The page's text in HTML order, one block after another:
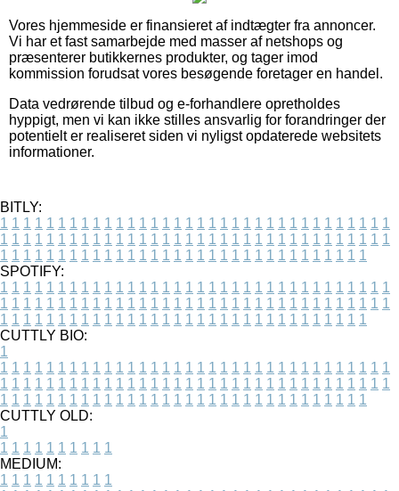
Vores hjemmeside er finansieret af indtægter fra annoncer.
Vi har et fast samarbejde med masser af netshops og
præsenterer butikkernes produkter, og tager imod
kommission forudsat vores besøgende foretager en handel.
Data vedrørende tilbud og e-forhandlere opretholdes
hyppigt, men vi kan ikke stilles ansvarlig for forandringer der
potentielt er realiseret siden vi nyligst opdaterede websitets
informationer.
BITLY:
1 1 1 1 1 1 1 1 1 1 1 1 1 1 1 1 1 1 1 1 1 1 1 1 1 1 1 1 1 1 1 1 1 1
1 1 1 1 1 1 1 1 1 1 1 1 1 1 1 1 1 1 1 1 1 1 1 1 1 1 1 1 1 1 1 1 1 1
1 1 1 1 1 1 1 1 1 1 1 1 1 1 1 1 1 1 1 1 1 1 1 1 1 1 1 1 1 1 1 1
SPOTIFY:
1 1 1 1 1 1 1 1 1 1 1 1 1 1 1 1 1 1 1 1 1 1 1 1 1 1 1 1 1 1 1 1 1 1
1 1 1 1 1 1 1 1 1 1 1 1 1 1 1 1 1 1 1 1 1 1 1 1 1 1 1 1 1 1 1 1 1 1
1 1 1 1 1 1 1 1 1 1 1 1 1 1 1 1 1 1 1 1 1 1 1 1 1 1 1 1 1 1 1 1
CUTTLY BIO:
1
1 1 1 1 1 1 1 1 1 1 1 1 1 1 1 1 1 1 1 1 1 1 1 1 1 1 1 1 1 1 1 1 1 1
1 1 1 1 1 1 1 1 1 1 1 1 1 1 1 1 1 1 1 1 1 1 1 1 1 1 1 1 1 1 1 1 1 1
1 1 1 1 1 1 1 1 1 1 1 1 1 1 1 1 1 1 1 1 1 1 1 1 1 1 1 1 1 1 1 1
CUTTLY OLD:
1
1 1 1 1 1 1 1 1 1 1
MEDIUM:
1 1 1 1 1 1 1 1 1 1